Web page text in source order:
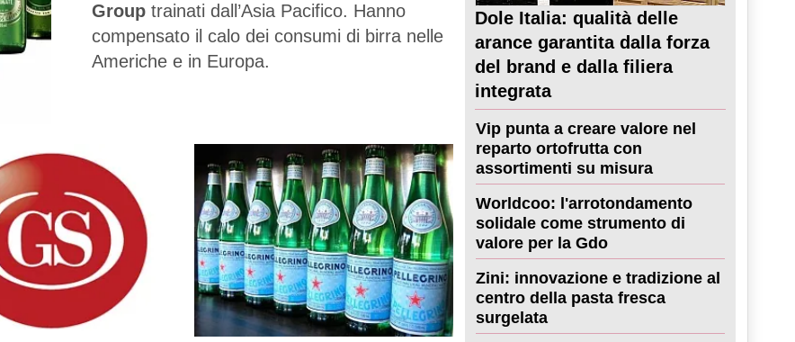
Group trainati dall’Asia Pacifico. Hanno
compensato il calo dei consumi di birra nelle
Americhe e in Europa.
Dole Italia: qualità delle
arance garantita dalla forza
del brand e dalla filiera
integrata
Vip punta a creare valore nel
reparto ortofrutta con
assortimenti su misura
Worldcoo: l'arrotondamento
solidale come strumento di
valore per la Gdo
Zini: innovazione e tradizione al
centro della pasta fresca
surgelata